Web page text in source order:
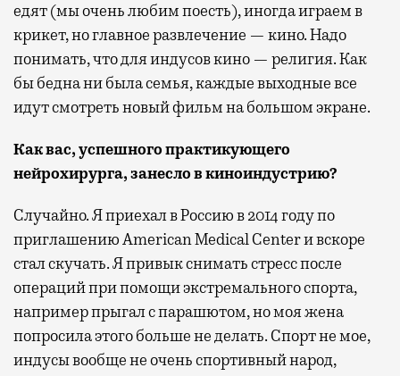
едят (мы очень любим поесть), иногда играем в
крикет, но главное развлечение — кино. Надо
понимать, что для индусов кино — религия. Как
бы бедна ни была семья, каждые выходные все
идут смотреть новый фильм на большом экране.
Как вас, успешного практикующего
нейрохирурга, занесло в киноиндустрию?
Случайно. Я приехал в Россию в 2014 году по
приглашению American Medical Center и вскоре
стал скучать. Я привык снимать стресс после
операций при помощи экстремального спорта,
например прыгал с парашютом, но моя жена
попросила этого больше не делать. Спорт не мое,
индусы вообще не очень спортивный народ,